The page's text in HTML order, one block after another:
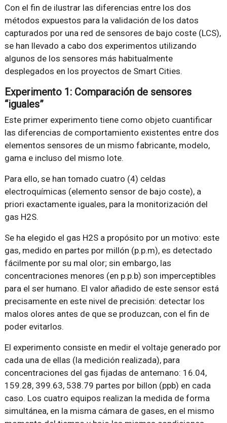
Con el fin de ilustrar las diferencias entre los dos
métodos expuestos para la validación de los datos
capturados por una red de sensores de bajo coste (LCS),
se han llevado a cabo dos experimentos utilizando
algunos de los sensores más habitualmente
desplegados en los proyectos de Smart Cities.
Experimento 1: Comparación de sensores
“iguales”
Este primer experimento tiene como objeto cuantificar
las diferencias de comportamiento existentes entre dos
elementos sensores de un mismo fabricante, modelo,
gama e incluso del mismo lote.
Para ello, se han tomado cuatro (4) celdas
electroquímicas (elemento sensor de bajo coste), a
priori exactamente iguales, para la monitorización del
gas H2S.
Se ha elegido el gas H2S a propósito por un motivo: este
gas, medido en partes por millón (p.p.m), es detectado
fácilmente por su mal olor; sin embargo, las
concentraciones menores (en p.p.b) son imperceptibles
para el ser humano. El valor añadido de este sensor está
precisamente en este nivel de precisión: detectar los
malos olores antes de que se produzcan, con el fin de
poder evitarlos.
El experimento consiste en medir el voltaje generado por
cada una de ellas (la medición realizada), para
concentraciones del gas fijadas de antemano: 16.04,
159.28, 399.63, 538.79 partes por billon (ppb) en cada
caso. Los cuatro equipos realizan la medida de forma
simultánea, en la misma cámara de gases, en el mismo